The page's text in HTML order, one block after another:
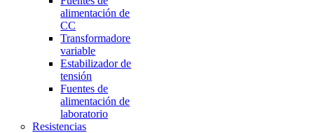
alimentación de
CC
Transformadore
variable
Estabilizador de
tensión
Fuentes de
alimentación de
laboratorio
Resistencias